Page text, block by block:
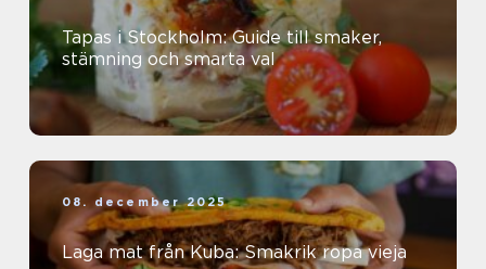
Tapas i Stockholm: Guide till smaker,
stämning och smarta val
08. december 2025
Laga mat från Kuba: Smakrik ropa vieja